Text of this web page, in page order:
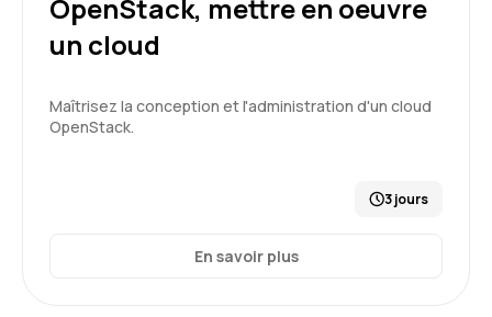
Formation : Docker - Créer et administrer vos
OpenStack, mettre en oeuvre
un cloud
Maîtrisez la conception et l'administration d'un cloud
OpenStack.
3 jours
En savoir plus